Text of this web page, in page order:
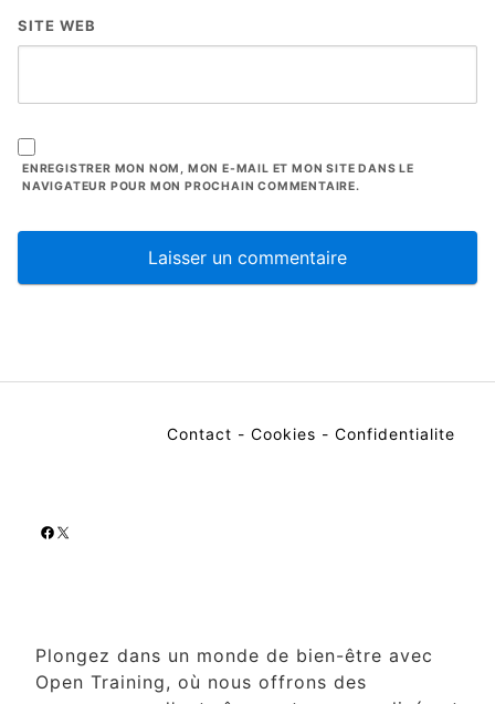
SITE WEB
ENREGISTRER MON NOM, MON E-MAIL ET MON SITE DANS LE
NAVIGATEUR POUR MON PROCHAIN COMMENTAIRE.
Contact - Cookies - Confidentialite
Facebook
X
Plongez dans un monde de bien-être avec
Open Training, où nous offrons des